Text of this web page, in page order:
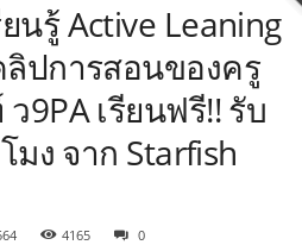
รู้ Active Leaning
ปการสอนของครู
9PA เรียนฟรี!! รับ
มง จาก Starfish
4165 0